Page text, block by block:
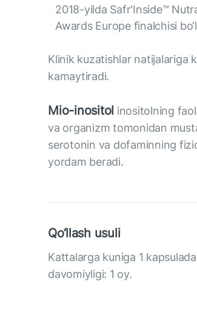
2018-yilda Safr'Inside™
Awards Europe finalchisi
Klinik kuzatishlar natijalariga
kamaytiradi.
Mio-inositol inositolning
va organizm tomonidan
serotonin va dofaminning
yordam beradi.
Qo‘llash usuli
Kattalarga kuniga 1
davomiyligi: 1 oy.